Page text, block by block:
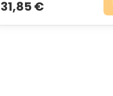
31,85 €